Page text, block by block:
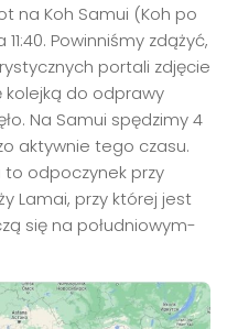
na Koh Samui (Koh po
Powinniśmy zdążyć,
portali zdjęcie
kolejką do odprawy
Na Samui spędzimy 4
aktywnie tego czasu.
to odpoczynek przy
Lamai, przy której jest
się na południowym-